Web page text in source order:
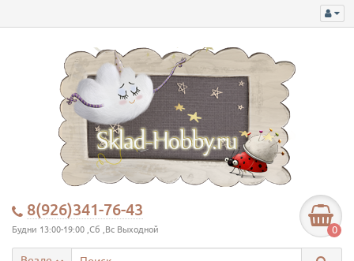
8(926)341-76-43
Будни 13:00-19:00 ,Сб ,Вс Выходной 0